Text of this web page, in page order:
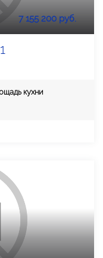
7 155 200 руб.
кухни